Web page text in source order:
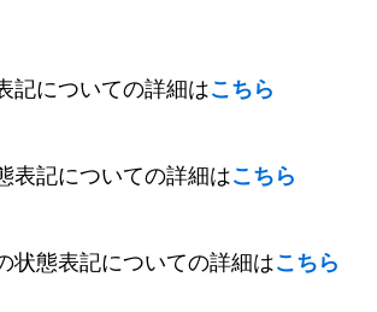
記についての詳細はこちら
表記についての詳細はこちら
状態表記についての詳細はこちら